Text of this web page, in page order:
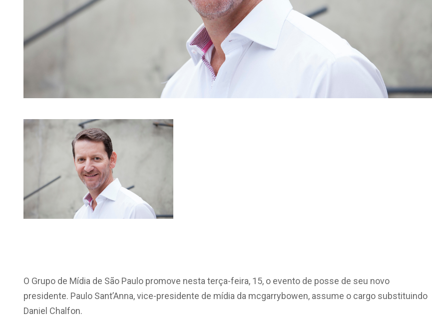
O Grupo de Mídia de São Paulo promove nesta terça-feira, 15, o evento de posse de seu novo
presidente. Paulo Sant’Anna, vice-presidente de mídia da mcgarrybowen, assume o cargo substituindo
Daniel Chalfon.